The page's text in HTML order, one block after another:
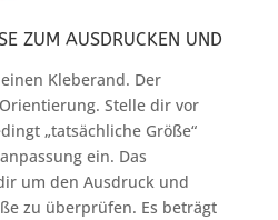
ZUM AUSDRUCKEN UND
Kleberand. Der
Stelle dir vor
„tatsächliche Größe“
ein. Das
um den Ausdruck und
zu überprüfen. Es beträgt